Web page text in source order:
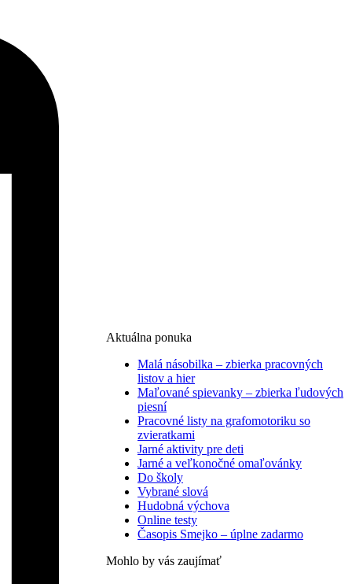
Aktuálna ponuka
Malá násobilka – zbierka pracovných
listov a hier
Maľované spievanky – zbierka ľudových
piesní
Pracovné listy na grafomotoriku so
zvieratkami
Jarné aktivity pre deti
Jarné a veľkonočné omaľovánky
Do školy
Vybrané slová
Hudobná výchova
Online testy
Časopis Smejko – úplne zadarmo
Mohlo by vás zaujímať